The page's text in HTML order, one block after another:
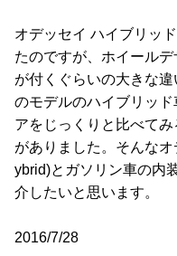
オデッセイ ハイブリッ
たのですが、ホイール
が付くぐらいの大きな
のモデルのハイブリッ
アをじっくりと比べて
がありました。そんな
ybrid)とガソリン車の内
介したいと思います。
2016/7/28